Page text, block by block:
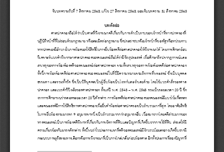
รับบทความวันที่ 7 สิงหาคม 2563; แก้ไข 27 สิงหาคม 2563;ยอมรับบทความ 31 สิงหาคม 2563
บทคัดย่อ
ศาลปกครองถือได้ว่าเป็นศาลที่พิจารณาคดีเกี่ยวกับการด าเนินงานของเจ้าหน้าที่ทางปกครองที่
ปฏิบัติหน้าที่ที่ไม่ชอบด้วยกฎหมาย หรือละเมิดต่อกฎหมาย ซึ่งประชาชนหรือเจ้าหน้าที่ของรัฐหรือหน่วยงาน
ทางปกครองมีอ านาจในการฟ้องของใช้สิทธิในการยื่นฟ้องคดีต่อศาลปกครองให้พิจารณาได้ โดยการศึกษาย้อน
พิเคราะห์แนวค าพิพากษาศาลปกครองของคณะสงฆ์ถือได้ว่ามีวัตถุประสงค์ เพื่อศึกษาถึงปรากฏการณ์และ
สาเหตุของการฟ้องร้องคดีของคณะสงฆ์ต่อศาลปกครอง รวมทั้งสาเหตุของการฟ้องร้องคดีต่อศาลปกครอง
ทั้งนี้การฟ้องร้องคดีต่อศาลปกครองของคณะสงฆ์ในที่นี่มีความหมายรวมถึงการที่พระสงฆ์ ซึ่งเป็นบุคคล
ธรรมดา และรวมทั้งวัด ซึ่งเป็นนิติบุคคลเป็นผู้ยื่นฟ้องเป็นโจทก์และจ าเลยด้วย โดยใช้แนวค าสั่งของศาล
ปกครอง และแนวค าวินิจฉัยของศาลปกครอง ตั้งแต่ปี พ.ศ. 2543 –พ.ศ. 2563 รวมเป็นระยะเวลา 20ปี ซึ่ง
จากการศึกษาพบว่าตลอดระยะเวลา 20ปีดังกล่าว การฟ้องคดีต่อศาลปกครองของคณะสงฆ์มีแนวโน้มที่ลดลง
และคณะสงค์มีการใช้สิทธิทางศาลปกครองเพื่อยื่นค าฟ้องต่อศาลปกครองเป็นจ านวนมากที่สุด โดยอาศัยสิทธิ
ในการยื่นฟ้องตามมาตรา 9 อนุมาตราหนึ่งเป็นจ านวนมากกว่าอนุมาตรอื่น เนื่องมาจากโดยคดีส่วนมากของ
ทางคณะสงฆ์เป็นการฟ้องคดีพิพาทที่เกี่ยวกับการจัดการที่ดินและปัญหาที่เกิดขึ้นจากการใช้ที่ดิน ส่งผลให้มี
ความเกี่ยวข้องกับมาตรดังกล่าว ทั้งนี้พบว่าในประการแรกที่คดีของคณะสงฆ์มีจ านวนน้อยลงอาจเกิดขึ้นจากมี
กระบวนการยุติธรรมทางเลือกหรือการพิจารณาที่เป็นการไกล่เกลี่ยก่อนฟ้องศาล อีกทั้งประการที่สองปัญหาที่